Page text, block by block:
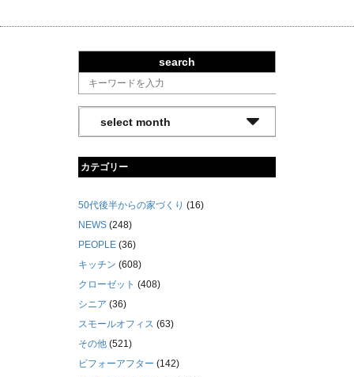
search
カテゴリー
50代後半からの家づくり (16)
NEWS (248)
PEOPLE (36)
キッチン (608)
クローゼット (408)
シニア (36)
スモールオフィス (63)
その他 (521)
ビフォーアフター (142)